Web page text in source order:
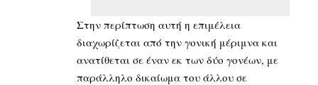
Στην περίπτωση αυτή η επιμέλεια
διαχωρίζεται από την γονική μέριμνα και
ανατίθεται σε έναν εκ των δύο γονέων, με
παράλληλο δικαίωμα του άλλου σε